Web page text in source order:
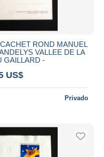
ROND MANUEL
VALLEE DE LA
GAILLARD -
US$
Privado